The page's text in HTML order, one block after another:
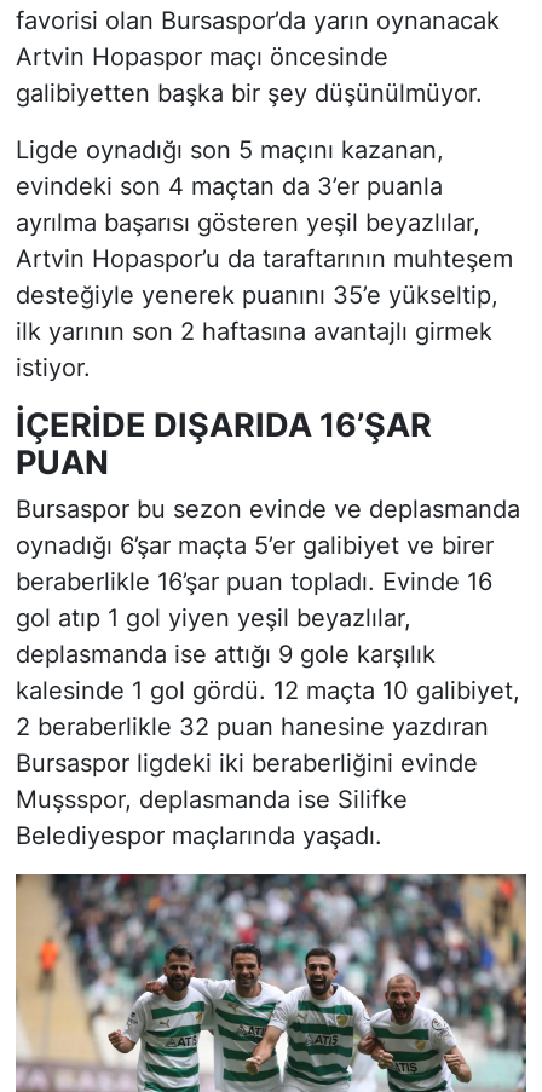
favorisi olan Bursaspor’da yarın oynanacak
Artvin Hopaspor maçı öncesinde
galibiyetten başka bir şey düşünülmüyor.
Ligde oynadığı son 5 maçını kazanan,
evindeki son 4 maçtan da 3’er puanla
ayrılma başarısı gösteren yeşil beyazlılar,
Artvin Hopaspor’u da taraftarının muhteşem
desteğiyle yenerek puanını 35’e yükseltip,
ilk yarının son 2 haftasına avantajlı girmek
istiyor.
İÇERİDE DIŞARIDA 16’ŞAR
PUAN
Bursaspor bu sezon evinde ve deplasmanda
oynadığı 6’şar maçta 5’er galibiyet ve birer
beraberlikle 16’şar puan topladı. Evinde 16
gol atıp 1 gol yiyen yeşil beyazlılar,
deplasmanda ise attığı 9 gole karşılık
kalesinde 1 gol gördü. 12 maçta 10 galibiyet,
2 beraberlikle 32 puan hanesine yazdıran
Bursaspor ligdeki iki beraberliğini evinde
Muşsspor, deplasmanda ise Silifke
Belediyespor maçlarında yaşadı.